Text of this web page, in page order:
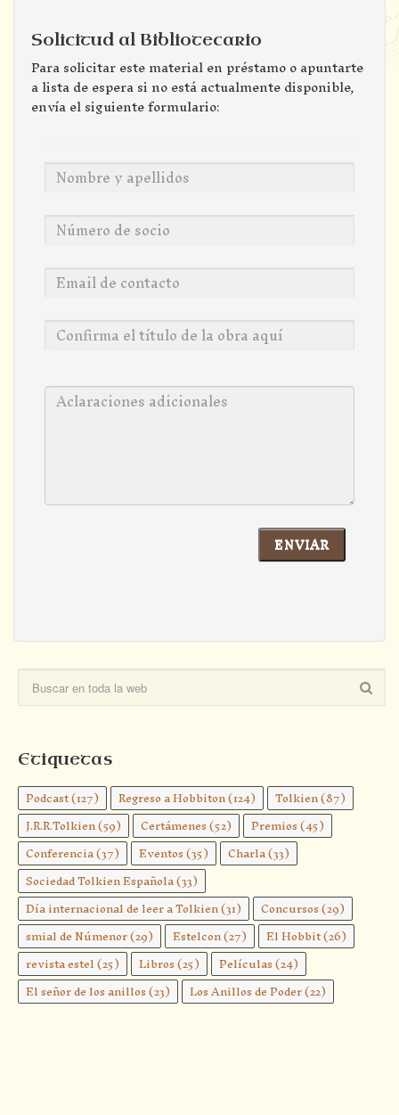
Solicitud al Bibliotecario
Para solicitar este material en préstamo o apuntarte
a lista de espera si no está actualmente disponible,
envía el siguiente formulario:
Etiquetas
Podcast(127) Regreso a Hobbiton(124) Tolkien(87)
J.R.R.Tolkien(59) Certámenes(52) Premios(45)
Conferencia(37) Eventos(35) Charla(33)
Sociedad Tolkien Española(33)
Día internacional de leer a Tolkien(31) Concursos(29)
smial de Númenor(29) Estelcon(27) El Hobbit(26)
revista estel(25) Libros(25) Películas(24)
El señor de los anillos(23) Los Anillos de Poder(22)